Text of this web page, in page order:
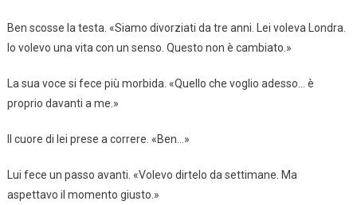
Ben scosse la testa. «Siamo divorziati da tre anni. Lei voleva Londra.
Io volevo una vita con un senso. Questo non è cambiato.»
La sua voce si fece più morbida. «Quello che voglio adesso… è
proprio davanti a me.»
Il cuore di lei prese a correre. «Ben…»
Lui fece un passo avanti. «Volevo dirtelo da settimane. Ma
aspettavo il momento giusto.»